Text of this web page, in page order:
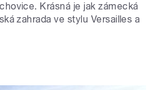
Krásná je jak zámecká
zahrada ve stylu Versailles a